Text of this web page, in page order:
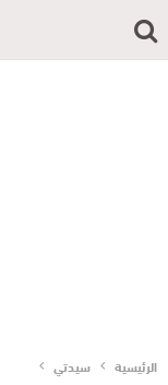
الرئيسية سيدتي